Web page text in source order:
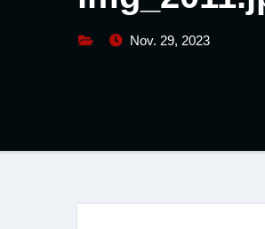
Nov. 29, 2023